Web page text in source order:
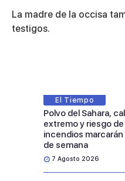
La madre de la occisa
testigos.
El Tiempo
Polvo del Sahara,
extremo y riesgo de
incendios marcarán
de semana
7 Agosto 2026